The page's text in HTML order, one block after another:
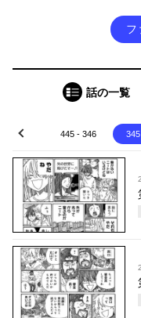
フ
話の一覧
- 446 445 - 346
prev